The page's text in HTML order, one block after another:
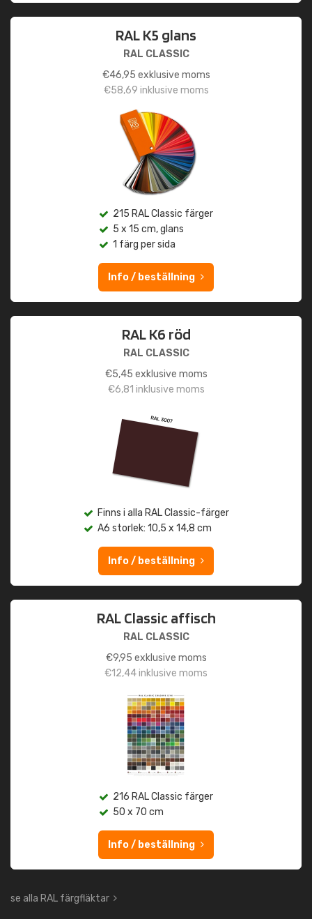
RAL K5 glans
RAL CLASSIC
€46,95 exklusive moms
€58,69 inklusive moms
215 RAL Classic färger
5 x 15 cm, glans
1 färg per sida
Info / beställning
RAL K6 röd
RAL CLASSIC
€5,45 exklusive moms
€6,81 inklusive moms
Finns i alla RAL Classic-färger
A6 storlek: 10,5 x 14,8 cm
Info / beställning
RAL Classic affisch
RAL CLASSIC
€9,95 exklusive moms
€12,44inklusive moms
216 RAL Classic färger
50 x 70 cm
Info / beställning
se alla RAL färgfläktar